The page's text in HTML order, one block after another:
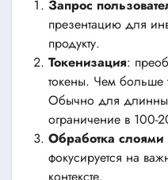
Запрос
презентацию для
продукту.
Токенизация:
токены. Чем больше
Обычно для
ограничение в 100-
Обработка слоями
фокусируется на